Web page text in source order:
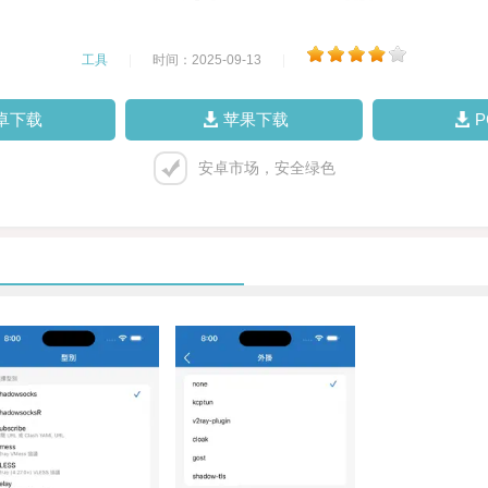
工具 时间：2025-09-13
下载 苹果下载
安卓市场，安全绿色